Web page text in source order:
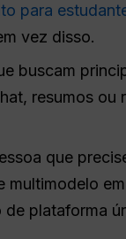
para
vez disso.
buscam
resumos ou
que
multimodelo
de plataforma